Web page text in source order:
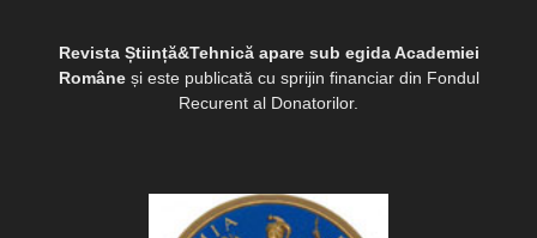
Revista Știință&Tehnică apare sub egida Academiei
Româneși este publicată cu sprijin financiar din Fondul
Recurent al Donatorilor.